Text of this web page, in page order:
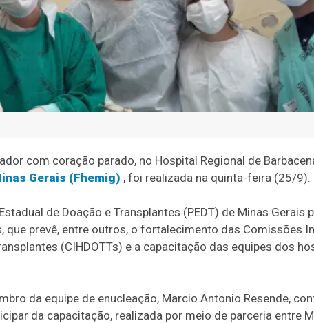
com coração parado, no Hospital Regional de
Gerais (Fhemig) , foi realizada na quinta-feira (25/9).
de Doação e Transplantes (PEDT) de Minas Gerais
que prevê, entre outros, o fortalecimento das Comissões
(CIHDOTTs) e a capacitação das equipes dos
da equipe de enucleação, Marcio Antonio Resende,
da capacitação, realizada por meio de parceria entre